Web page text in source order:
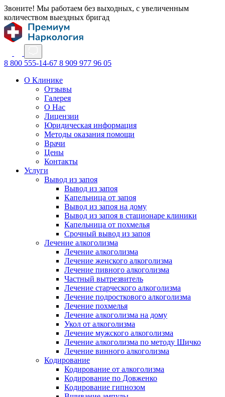
Звоните! Мы работаем без выходных, с увеличенным
количеством выездных бригад
8 800 555-14-67 8 909 977 96 05
О Клинике
Отзывы
Галерея
О Нас
Лицензии
Юридическая информация
Методы оказания помощи
Врачи
Цены
Контакты
Услуги
Вывод из запоя
Вывод из запоя
Капельница от запоя
Вывод из запоя на дому
Вывод из запоя в стационаре клиники
Капельница от похмелья
Срочный вывод из запоя
Лечение алкоголизма
Лечение алкоголизма
Лечение женского алкоголизма
Лечение пивного алкоголизма
Частный вытрезвитель
Лечение старческого алкоголизма
Лечение подросткового алкоголизма
Лечение похмелья
Лечение алкоголизма на дому
Укол от алкоголизма
Лечение мужского алкоголизма
Лечение алкоголизма по методу Шичко
Лечение винного алкоголизма
Кодирование
Кодирование от алкоголизма
Кодирование по Довженко
Кодирование гипнозом